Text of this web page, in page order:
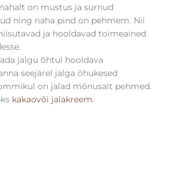
on mustus ja surnud
ning naha pind on pehmem. Nii
ja hooldavad toimeained
jalgu õhtul hooldava
seejärel jalga õhukesed
on jalad mõnusalt pehmed.
kakaovõi jalakreem.